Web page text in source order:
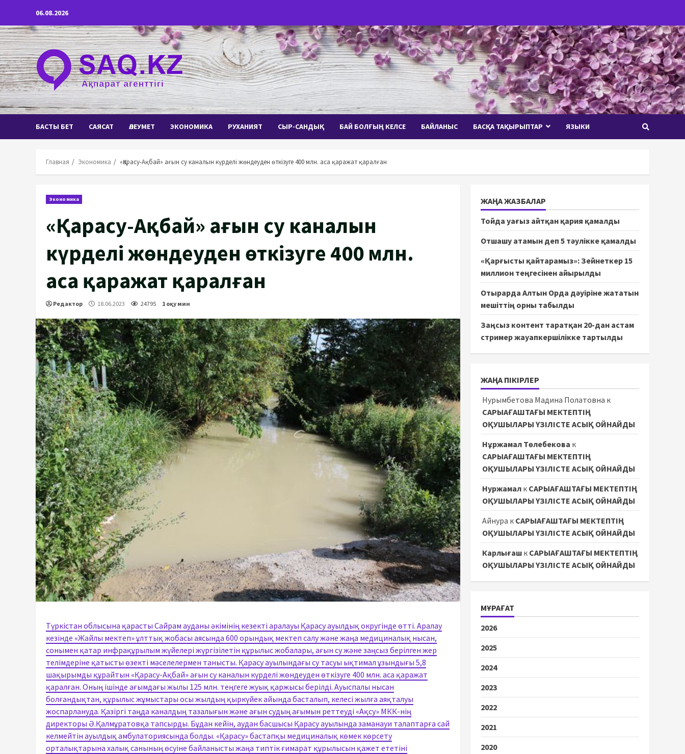
содержимому
06.08.2026
БАСТЫ БЕТ САЯСАТ ӘЛЕУМЕТ ЭКОНОМИКА РУХАНИЯТ СЫР-САНДЫҚ БАЙ БОЛҒЫҢ КЕЛСЕ БАЙЛАНЫС БАСҚА ТАҚЫРЫПТАР ЯЗЫКИ
Главная Экономика «Қарасу-Ақбай» ағын су каналын күрделі жөндеуден өткізуге 400 млн. аса қаражат қаралған
Экономика
«Қарасу-Ақбай» ағын су каналын
күрделі жөндеуден өткізуге 400 млн.
аса қаражат қаралған
Редактор 18.06.2023 24795 1 оқу мин
Түркістан облысына қарасты Сайрам ауданы әкімінің кезекті аралауы Қарасу ауылдық округінде өтті. Аралау
кезінде «Жайлы мектеп» ұлттық жобасы аясында 600 орындық мектеп салу және жаңа медициналық нысан,
сонымен қатар инфрақұрылым жүйелері жүргізілетін құрылыс жобалары, ағын су және заңсыз берілген жер
телімдеріне қатысты өзекті мәселелермен танысты. Қарасу ауылындағы су тасуы ықтимал ұзындығы 5,8
шақырымды құрайтын «Қарасу-Ақбай» ағын су каналын күрделі жөндеуден өткізуге 400 млн. аса қаражат
қаралған. Оның ішінде ағымдағы жылы 125 млн. теңгеге жуық қаржысы берілді. Ауыспалы нысан
болғандықтан, құрылыс жұмыстары осы жылдың қыркүйек айында басталып, келесі жылға аяқталуы
жоспарлануда. Қазіргі таңда каналдың тазалығын және ағын судың ағымын реттеуді «Ақсу» МКК-нің
директоры Ә.Қалмұратовқа тапсырды. Бұдан кейін, аудан басшысы Қарасу ауылында заманауи талаптарға сай
келмейтін ауылдық амбулаториясында болды. «Қарасу» бастапқы медициналық көмек көрсету
орталықтарына халық санының өсуіне байланысты жаңа типтік ғимарат құрылысын қажет ететіні
ЖАҢА ЖАЗБАЛАР
Тойда уағыз айтқан қария қамалды
Отшашу атамын деп 5 тәулікке қамалды
«Қарғысты қайтарамыз»: Зейнеткер 15
миллион теңгесінен айырылды
Отырарда Алтын Орда дәуіріне жататын
мешіттің орны табылды
Заңсыз контент таратқан 20-дан астам
стример жауапкершілікке тартылды
ЖАҢА ПІКІРЛЕР
Нурымбетова Мадина Полатовна к
САРЫАҒАШТАҒЫ МЕКТЕПТІҢ
ОҚУШЫЛАРЫ ҮЗІЛІСТЕ АСЫҚ ОЙНАЙДЫ
Нұржамал Төлебекова к
САРЫАҒАШТАҒЫ МЕКТЕПТІҢ
ОҚУШЫЛАРЫ ҮЗІЛІСТЕ АСЫҚ ОЙНАЙДЫ
Нуржамалк САРЫАҒАШТАҒЫ МЕКТЕПТІҢ
ОҚУШЫЛАРЫ ҮЗІЛІСТЕ АСЫҚ ОЙНАЙДЫ
Айнура к САРЫАҒАШТАҒЫ МЕКТЕПТІҢ
ОҚУШЫЛАРЫ ҮЗІЛІСТЕ АСЫҚ ОЙНАЙДЫ
Карлығашк САРЫАҒАШТАҒЫ МЕКТЕПТІҢ
ОҚУШЫЛАРЫ ҮЗІЛІСТЕ АСЫҚ ОЙНАЙДЫ
МҰРАҒАТ
2026
2025
2024
2023
2022
2021
2020